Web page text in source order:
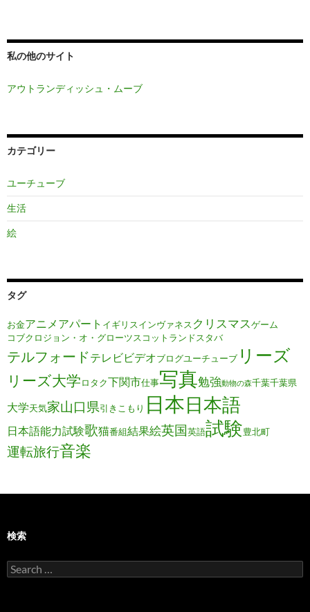
私の他のサイト
アウトランディッシュ・ムーブ
カテゴリー
ユーチューブ
生活
絵
タグ
お金アニメ アパート イギリスインヴァネス クリスマスゲーム
コブクロジョン・オ・グローツスコットランドスタバ
テルフォードテレビビデオブログユーチューブ リーズ
リーズ大学ロタク下関市仕事写真勉強動物の森千葉千葉県
大学天気家山口県引きこもり 日本日本語
日本語能力試験歌猫番組結果絵英国英語試験豊北町
運転旅行音楽
検索
Search
for: